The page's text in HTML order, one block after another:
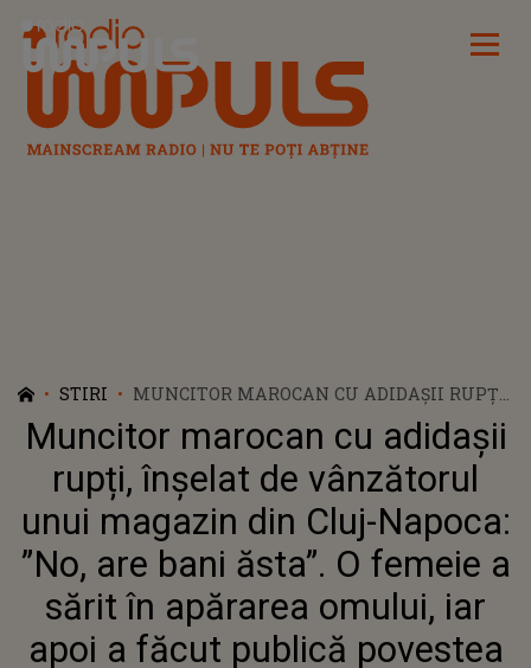
Radio Impuls
STIRI
MUNCITOR MAROCAN CU ADIDAȘII RUPȚI,
ÎNȘELAT DE VÂNZĂTORUL UNUI MAGAZIN
DIN CLUJ-NAPOCA: ”NO, ARE BANI ĂSTA”. O
FEMEIE A SĂRIT ÎN APĂRAREA OMULUI,
IAR APOI A FĂCUT PUBLICĂ POVESTEA
Muncitor marocan cu adidașii
rupți, înșelat de vânzătorul
unui magazin din Cluj-Napoca:
”No, are bani ăsta”. O femeie a
sărit în apărarea omului, iar
apoi a făcut publică povestea